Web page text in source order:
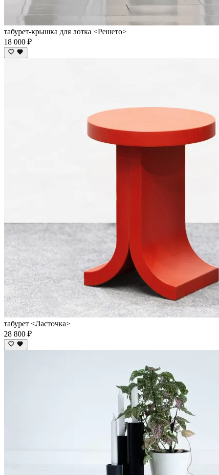
табурет-крышка для лотка <Решето>
18 000 ₽
табурет <Ласточка>
28 800 ₽